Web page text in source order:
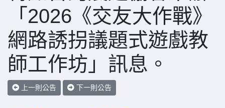
「2026《交友大作戰》
網路誘拐議題式遊戲教
師工作坊」訊息。
上一則公告 下一則公告